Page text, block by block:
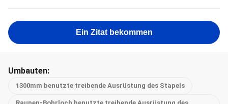
Ein Zitat bekommen
Umbauten:
1300mm benutzte treibende Ausrüstung des Stapels